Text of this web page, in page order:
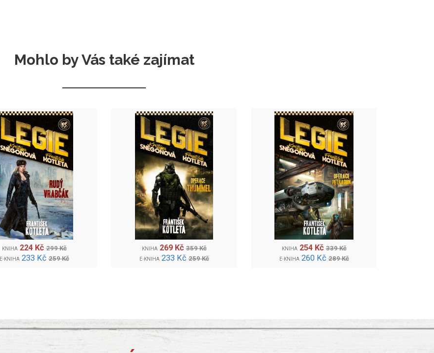
Mohlo by Vás také zajímat
KNIHA 224 Kč 299 Kč
E-KNIHA 233 Kč 259 Kč
KNIHA 269 Kč 359 Kč
E-KNIHA 233 Kč 259 Kč
KNIHA 254 Kč 339 Kč
E-KNIHA 260 Kč 289 Kč